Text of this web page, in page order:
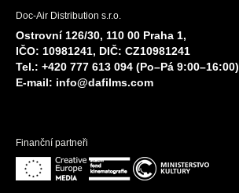
Doc-Air Distribution s.r.o.
Ostrovní 126/30, 110 00 Praha 1,
IČO: 10981241, DIČ: CZ10981241
Tel.: +420 777 613 094 (Po–Pá 9:00–16:00)
E-mail: info@dafilms.com
Finanční partneři